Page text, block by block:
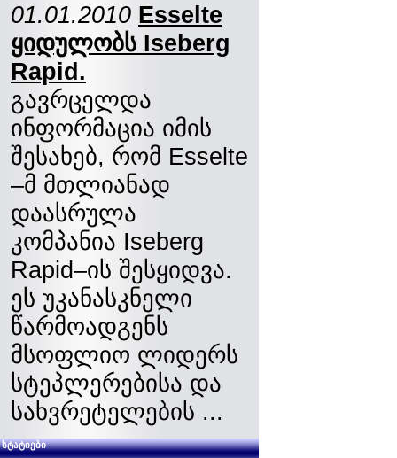
01.01.2010 Esselte
ყიდულობს Iseberg
Rapid.
გავრცელდა
ინფორმაცია იმის
შესახებ, რომ Esselte
–მ მთლიანად
დაასრულა
კომპანია Iseberg
Rapid–ის შესყიდვა.
ეს უკანასკნელი
წარმოადგენს
მსოფლიო ლიდერს
სტეპლერებისა და
სახვრეტელების ...
სტატიები